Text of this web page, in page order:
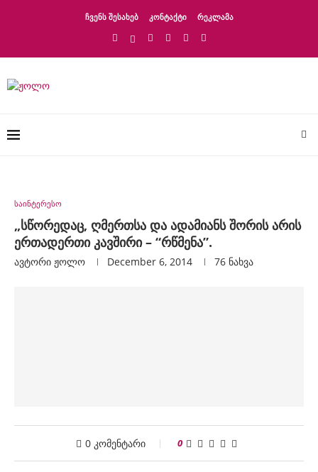
ᲩᲕᲔᲜᲡ ᲨᲔᲡᲐᲮᲔᲑ ᲙᲝᲜᲢᲐᲥᲢᲘ ᲠᲔᲙᲚᲐᲛᲐ
საინტერესო
„სწორედაც, ღმერთსა და ადამიანს შორის არის
ერთადერთი კავშირი – “რწმენა”.
ავტორი Ჟოლო December 6, 2014 76 ნახვა
0 კომენტარი 0